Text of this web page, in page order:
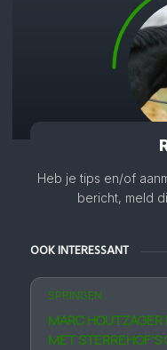
Heb je tips en/of
bericht, meld
OOK INTERESSANT
SPRINGEN
MARC HOUTZAGER
MET STERREHOF’S